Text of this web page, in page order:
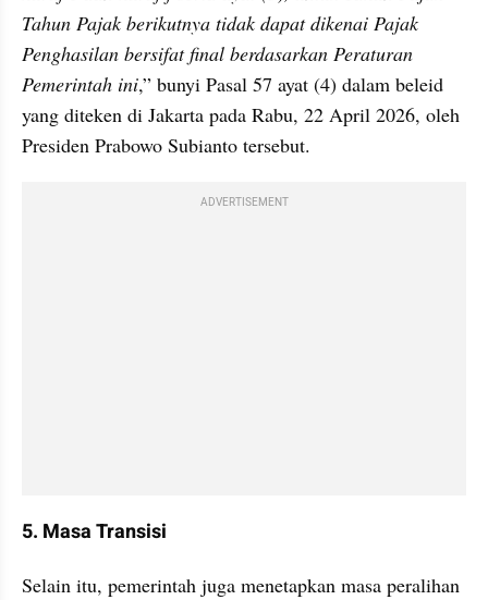
Tahun Pajak berikutnya tidak dapat dikenai Pajak
Penghasilan bersifat final berdasarkan Peraturan
Pemerintah ini,” bunyi Pasal 57 ayat (4) dalam beleid
yang diteken di Jakarta pada Rabu, 22 April 2026, oleh
Presiden Prabowo Subianto tersebut.
ADVERTISEMENT
5. Masa Transisi
Selain itu, pemerintah juga menetapkan masa peralihan